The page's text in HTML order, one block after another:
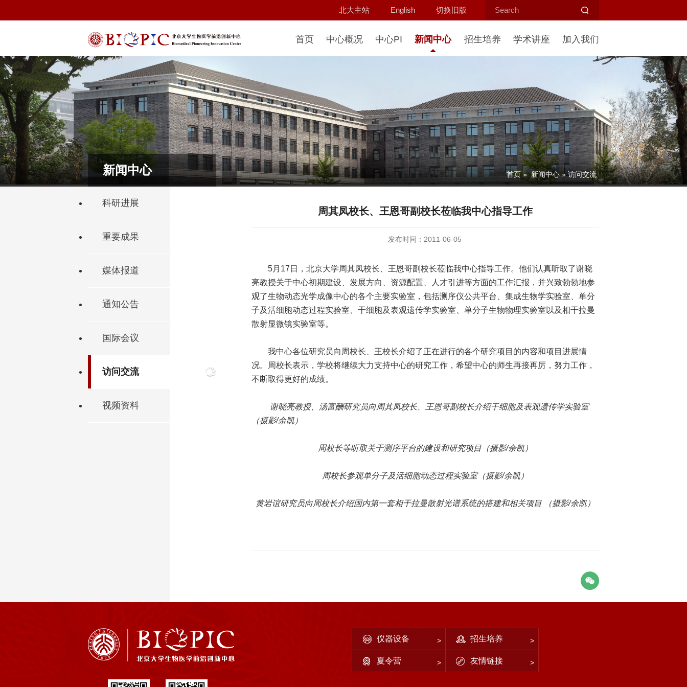
北大主站 English 切换旧版
首页 中心概况 中心PI 新闻中心 招生培养 学术讲座 加入我们
新闻中心
科研进展
重要成果
媒体报道
通知公告
国际会议
访问交流
视频资料
首页 » 新闻中心 » 访问交流
周其凤校长、王恩哥副校长莅临我中心指导工作
发布时间：2011-06-05
5月17日，北京大学周其凤校长、王恩哥副校长莅临我中心指导工作。他们认真听取了谢晓
亮教授关于中心初期建设、发展方向、资源配置、人才引进等方面的工作汇报，并兴致勃勃地参
观了生物动态光学成像中心的各个主要实验室，包括测序仪公共平台、集成生物学实验室、单分
子及活细胞动态过程实验室、干细胞及表观遗传学实验室、单分子生物物理实验室以及相干拉曼
散射显微镜实验室等。
我中心各位研究员向周校长、王校长介绍了正在进行的各个研究项目的内容和项目进展情
况。周校长表示，学校将继续大力支持中心的研究工作，希望中心的师生再接再厉，努力工作，
不断取得更好的成绩。
谢晓亮教授、汤富酬研究员向周其凤校长、王恩哥副校长介绍干细胞及表观遗传学实验室
（摄影/余凯）
周校长等听取关于测序平台的建设和研究项目（摄影/余凯）
周校长参观单分子及活细胞动态过程实验室（摄影/余凯）
黄岩谊研究员向周校长介绍国内第一套相干拉曼散射光谱系统的搭建和相关项目 （摄影/余凯）
仪器设备 招生培养
夏令营 友情链接